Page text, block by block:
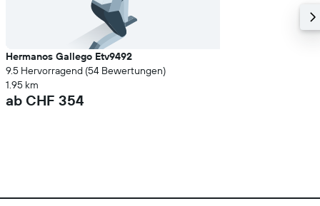
Hermanos Gallego Etv9492
9.5 Hervorragend (54 Bewertungen)
1.95 km
ab CHF 354